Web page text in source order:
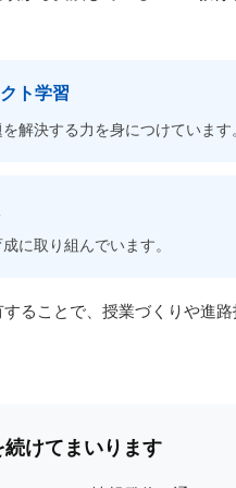
ト学習
解決する力を身につけています
に取り組んでいます。
ることで、授業づくりや進
けてまいります